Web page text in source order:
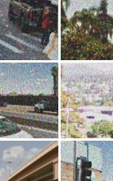
もらい湯【
泉 磐梯山温泉ホテル , 道の